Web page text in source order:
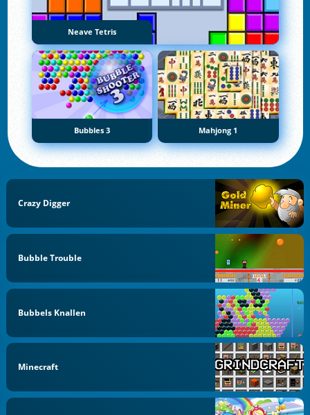
Neave Tetris
Bubbles 3 Mahjong 1
Crazy Digger
Bubble Trouble
Bubbels Knallen
Minecraft